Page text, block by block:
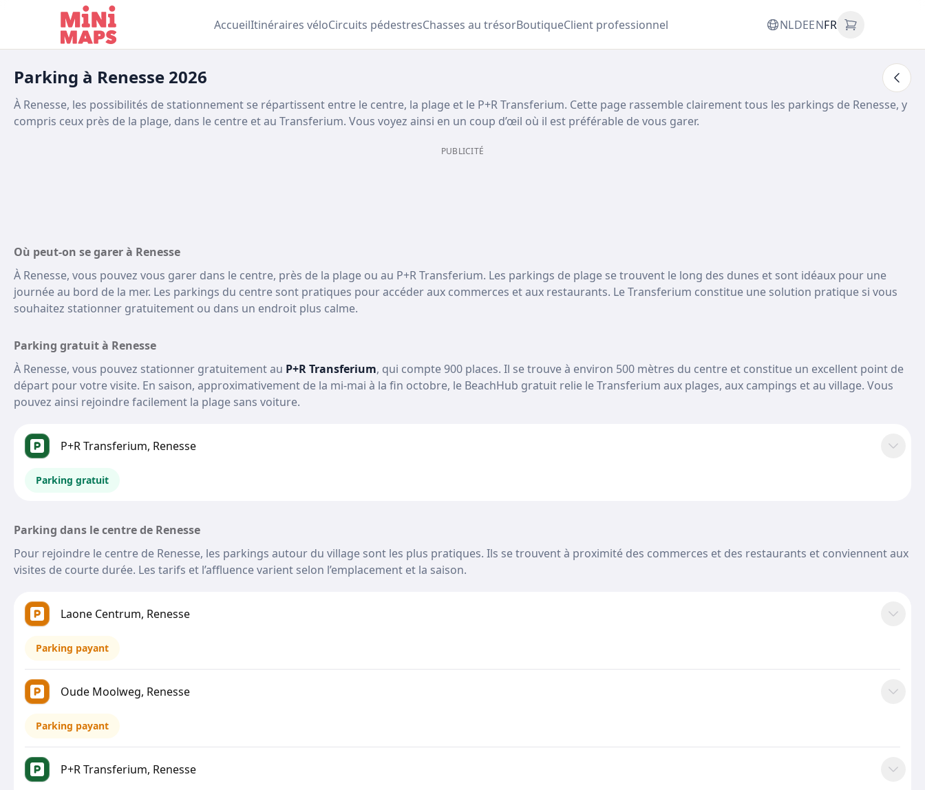
Aller au contenu
AccueilItinéraires véloCircuits pédestresChasses au trésorBoutiqueClient professionnel NLDEENFR
Parking à Renesse 2026
À Renesse, les possibilités de stationnement se répartissent entre le centre, la plage et le P+R Transferium. Cette page rassemble clairement tous les parkings de Renesse, y
compris ceux près de la plage, dans le centre et au Transferium. Vous voyez ainsi en un coup d’œil où il est préférable de vous garer.
PUBLICITÉ
Où peut-on se garer à Renesse
À Renesse, vous pouvez vous garer dans le centre, près de la plage ou au P+R Transferium. Les parkings de plage se trouvent le long des dunes et sont idéaux pour une
journée au bord de la mer. Les parkings du centre sont pratiques pour accéder aux commerces et aux restaurants. Le Transferium constitue une solution pratique si vous
souhaitez stationner gratuitement ou dans un endroit plus calme.
Parking gratuit à Renesse
À Renesse, vous pouvez stationner gratuitement au P+R Transferium, qui compte 900 places. Il se trouve à environ 500 mètres du centre et constitue un excellent point de
départ pour votre visite. En saison, approximativement de la mi-mai à la fin octobre, le BeachHub gratuit relie le Transferium aux plages, aux campings et au village. Vous
pouvez ainsi rejoindre facilement la plage sans voiture.
P+R Transferium, Renesse
Parking gratuit
Parking dans le centre de Renesse
Pour rejoindre le centre de Renesse, les parkings autour du village sont les plus pratiques. Ils se trouvent à proximité des commerces et des restaurants et conviennent aux
visites de courte durée. Les tarifs et l’affluence varient selon l’emplacement et la saison.
Laone Centrum, Renesse
Parking payant
Oude Moolweg, Renesse
Parking payant
P+R Transferium, Renesse